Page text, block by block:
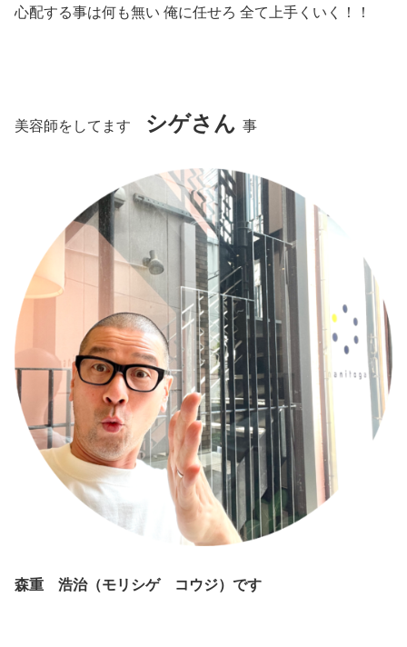
心配する事は何も無い 俺に任せろ 全て上手くいく！！
美容師をしてます シゲさん 事
森重 浩治（モリシゲ コウジ）です